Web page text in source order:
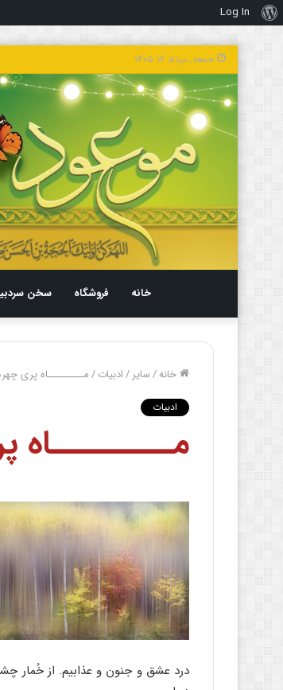
درباره
وردپرس
Log In
جمعه, مرداد ۱۶ ۱۴۰۵
خانه فروشگاه سخن
خانه/سایر /ادبیات/مـــــــــاه پری
ادبیات
مـــــــــاه
درد عشق و جنون و عذابیم. از خُمار